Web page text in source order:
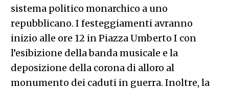
sistema politico monarchico a uno
repubblicano. I festeggiamenti avranno
inizio alle ore 12 in Piazza Umberto I con
l’esibizione della banda musicale e la
deposizione della corona di alloro al
monumento dei caduti in guerra. Inoltre, la